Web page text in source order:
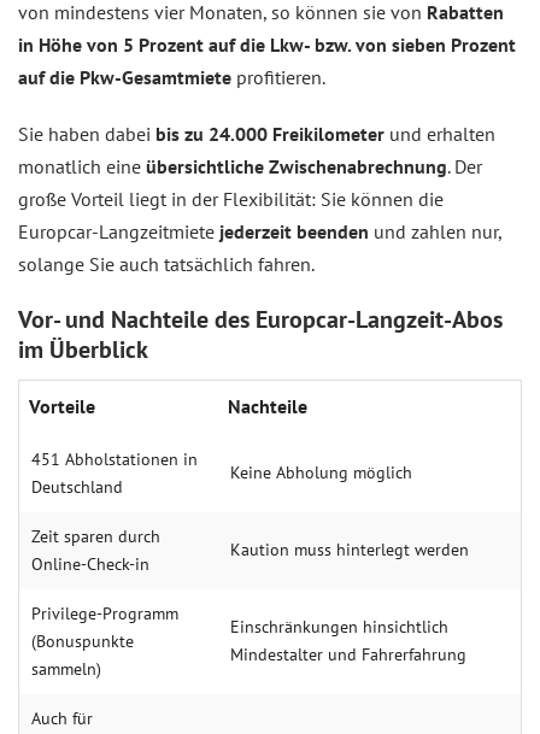
von mindestens vier Monaten, so können sie von Rabatten
in Höhe von 5 Prozent auf die Lkw- bzw. von sieben Prozent
auf die Pkw-Gesamtmiete profitieren.
Sie haben dabei bis zu 24.000 Freikilometer und erhalten
monatlich eine übersichtliche Zwischenabrechnung. Der
große Vorteil liegt in der Flexibilität: Sie können die
Europcar-Langzeitmiete jederzeit beenden und zahlen nur,
solange Sie auch tatsächlich fahren.
Vor- und Nachteile des Europcar-Langzeit-Abos
im Überblick
Vorteile Nachteile
451 Abholstationen in
Deutschland
Keine Abholung möglich
Zeit sparen durch
Online-Check-in
Kaution muss hinterlegt werden
Privilege-Programm
(Bonuspunkte
sammeln)
Einschränkungen hinsichtlich
Mindestalter und Fahrerfahrung
Auch für